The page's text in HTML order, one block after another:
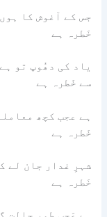
جس کے آغوش کا
خَطرہ ہے
یاد کی دھُوپ
سے خَطرہ ہے
ہے عجب کچھ
خَطرہ ہے
شہرِ غدار
خَطرہ ہے